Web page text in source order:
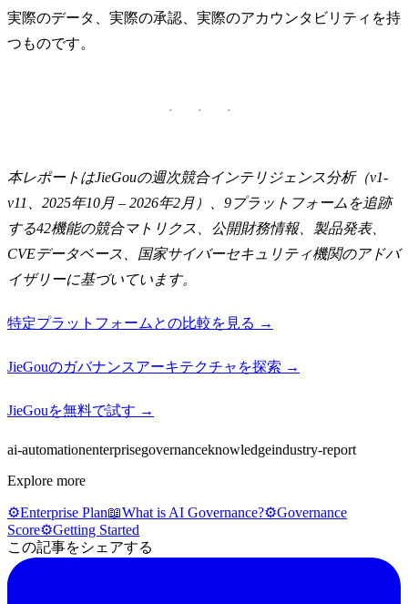
実際のデータ、実際の承認、実際のアカウンタビリティを持
つものです。
本レポートはJieGouの週次競合インテリジェンス分析（v1-
v11、2025年10月 – 2026年2月）、9プラットフォームを追跡
する42機能の競合マトリクス、公開財務情報、製品発表、
CVEデータベース、国家サイバーセキュリティ機関のアドバ
イザリーに基づいています。
特定プラットフォームとの比較を見る →
JieGouのガバナンスアーキテクチャを探索 →
JieGouを無料で試す →
ai-automationenterprisegovernanceknowledgeindustry-report
Explore more
⚙️Enterprise Plan📖What is AI Governance?⚙️Governance
Score⚙️Getting Started
この記事をシェアする